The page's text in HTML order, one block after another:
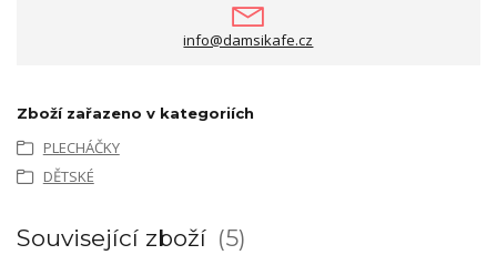
info@damsikafe.cz
Zboží zařazeno v kategoriích
PLECHÁČKY
DĚTSKÉ
Související zboží 5